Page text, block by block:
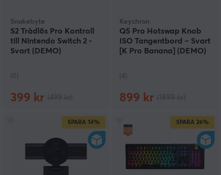
Snakebyte
S2 Trådlös Pro Kontroll
till Nintendo Switch 2 -
Svart (DEMO)
(0)
399 kr
Keychron
Q5 Pro Hotswap Knob
ISO Tangentbord – Svart
[K Pro Banana] (DEMO)
(4)
899 kr
SPARA 14% SPARA 26%